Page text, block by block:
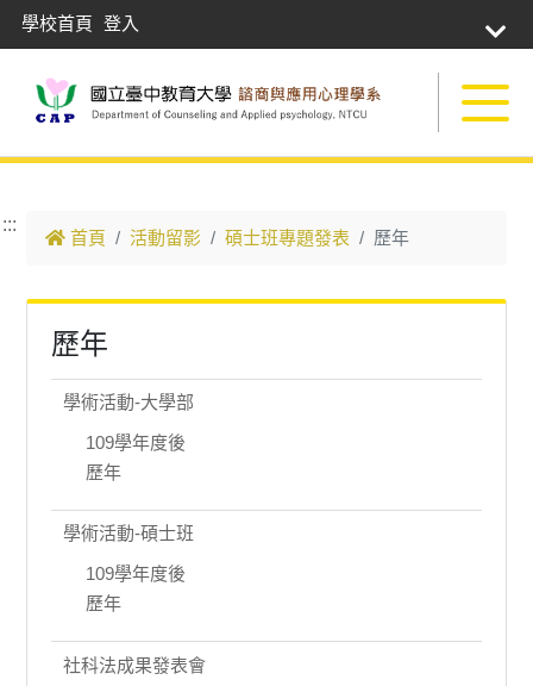
學校首頁 登入
跳到主要內容
:::
首頁 活動留影 碩士班專題發表 歷年
歷年
學術活動-大學部
109學年度後
歷年
學術活動-碩士班
109學年度後
歷年
社科法成果發表會